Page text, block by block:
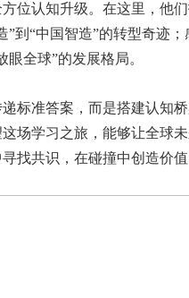
位认知升级。在这里，他
”到“中国智造”的转型奇迹
全球”的发展格局。
标准答案，而是搭建认知
场学习之旅，能够让全球
找共识，在碰撞中创造价